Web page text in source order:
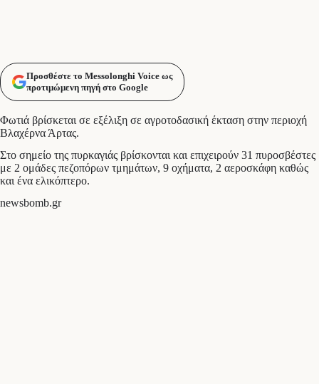
Προσθέστε το Messolonghi Voice ως
προτιμώμενη πηγή στο Google
Φωτιά βρίσκεται σε εξέλιξη σε αγροτοδασική έκταση στην περιοχή
Βλαχέρνα Άρτας.
Στο σημείο της πυρκαγιάς βρίσκονται και επιχειρούν 31 πυροσβέστες
με 2 ομάδες πεζοπόρων τμημάτων, 9 οχήματα, 2 αεροσκάφη καθώς
και ένα ελικόπτερο.
newsbomb.gr